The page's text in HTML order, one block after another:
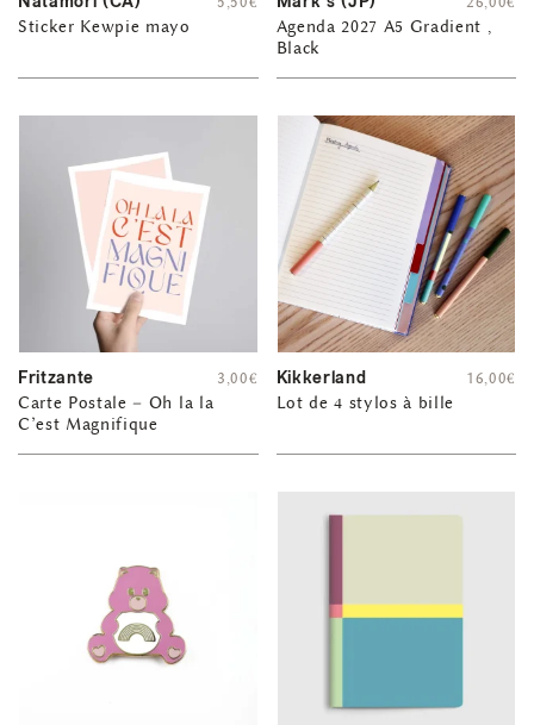
Sticker Kewpie mayo
Agenda 2027 A5 Gradient ,
Black
Fritzante
Carte Postale – Oh la la
C’est Magnifique
3,00€ Kikkerland
Lot de 4 stylos à bille
16,00€